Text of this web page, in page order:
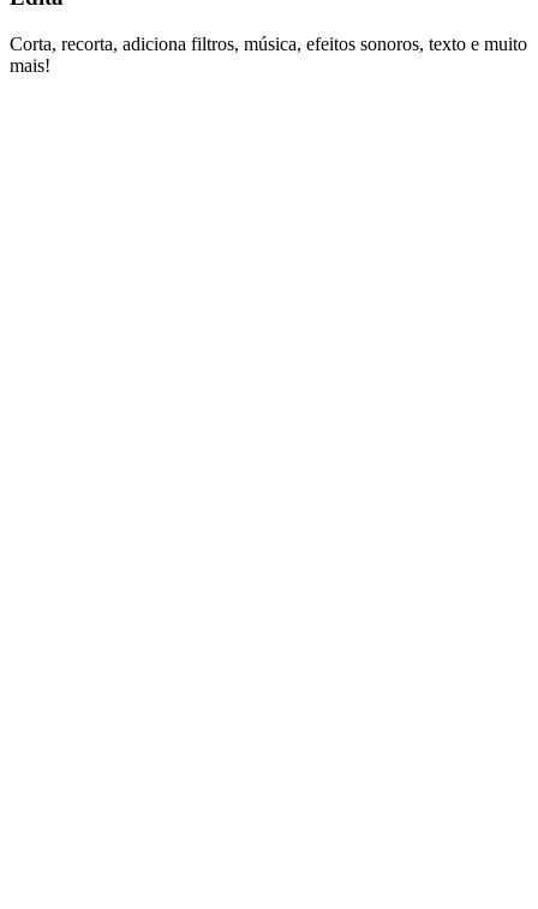
Corta, recorta, adiciona filtros, música, efeitos sonoros, texto e muito
mais!